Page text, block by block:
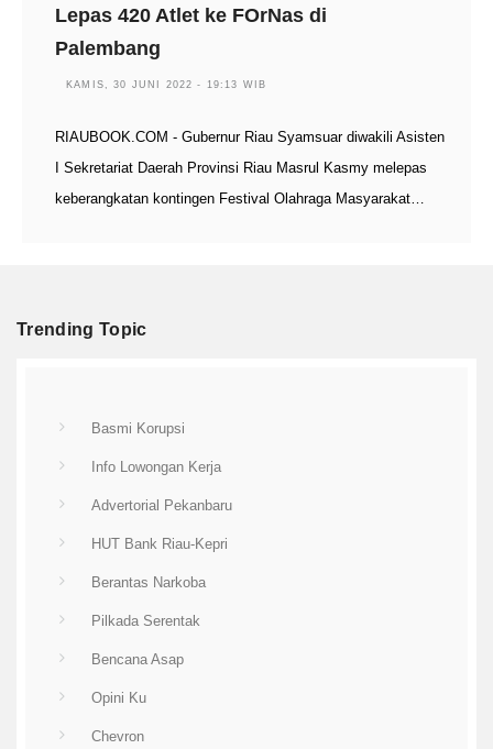
Lepas 420 Atlet ke FOrNas di
Palembang
KAMIS, 30 JUNI 2022 - 19:13 WIB
RIAUBOOK.COM - Gubernur Riau Syamsuar diwakili Asisten
I Sekretariat Daerah Provinsi Riau Masrul Kasmy melepas
keberangkatan kontingen Festival Olahraga Masyarakat…
Trending Topic
Basmi Korupsi
Info Lowongan Kerja
Advertorial Pekanbaru
HUT Bank Riau-Kepri
Berantas Narkoba
Pilkada Serentak
Bencana Asap
Opini Ku
Chevron